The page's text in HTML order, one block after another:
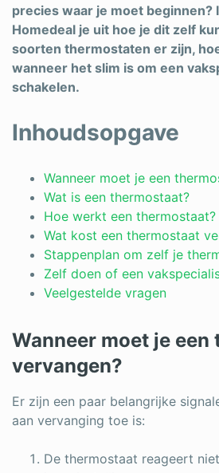
precies waar je moet beginnen?
Homedeal je uit hoe je dit zelf
soorten thermostaten er zijn,
wanneer het slim is om een
schakelen.
Inhoudsopgave
Wanneer moet je een
Wat is een thermostaat?
Hoe werkt een thermostaat?
Wat kost een thermostaat
Stappenplan om zelf je
Zelf doen of een
Veelgestelde vragen
Wanneer moet je
vervangen?
Er zijn een paar belangrijke
aan vervanging toe is:
De thermostaat reageert